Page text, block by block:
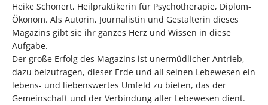
Heike Schonert, Heilpraktikerin für Psychotherapie, Diplom-
Ökonom. Als Autorin, Journalistin und Gestalterin dieses
Magazins gibt sie ihr ganzes Herz und Wissen in diese
Aufgabe.
Der große Erfolg des Magazins ist unermüdlicher Antrieb,
dazu beizutragen, dieser Erde und all seinen Lebewesen ein
lebens- und liebenswertes Umfeld zu bieten, das der
Gemeinschaft und der Verbindung aller Lebewesen dient.